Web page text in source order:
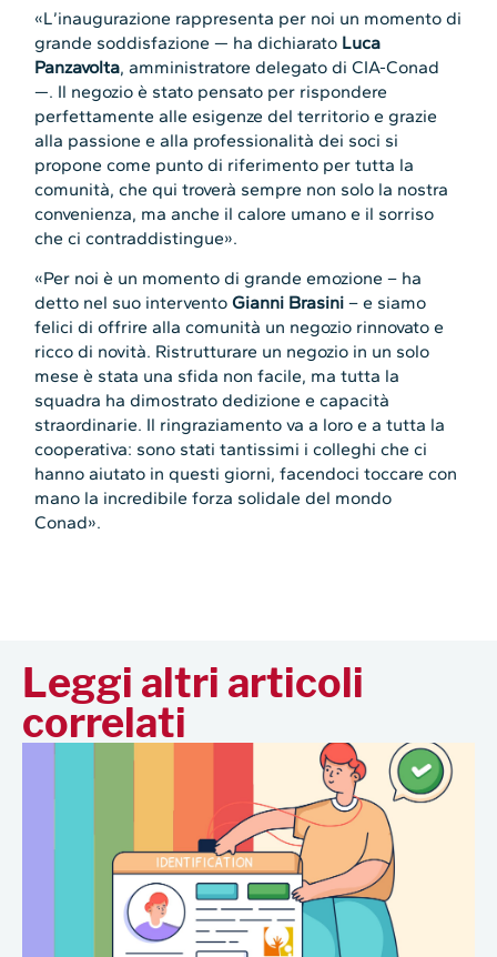
«L’inaugurazione rappresenta per noi un momento di
grande soddisfazione — ha dichiarato Luca
Panzavolta, amministratore delegato di CIA-Conad
—. Il negozio è stato pensato per rispondere
perfettamente alle esigenze del territorio e grazie
alla passione e alla professionalità dei soci si
propone come punto di riferimento per tutta la
comunità, che qui troverà sempre non solo la nostra
convenienza, ma anche il calore umano e il sorriso
che ci contraddistingue».
«Per noi è un momento di grande emozione – ha
detto nel suo interventoGianni Brasini– e siamo
felici di offrire alla comunità un negozio rinnovato e
ricco di novità. Ristrutturare un negozio in un solo
mese è stata una sfida non facile, ma tutta la
squadra ha dimostrato dedizione e capacità
straordinarie. Il ringraziamento va a loro e a tutta la
cooperativa: sono stati tantissimi i colleghi che ci
hanno aiutato in questi giorni, facendoci toccare con
mano la incredibile forza solidale del mondo
Conad».
Leggi altri articoli
correlati